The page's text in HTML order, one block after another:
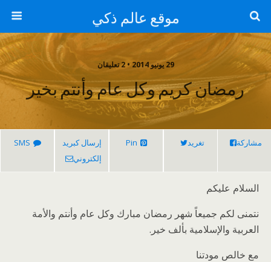
موقع عالم ذكي
29 يونيو 2014 • 2 تعليقان
رمضان كريم وكل عام وأنتم بخير
مشاركة تغريد Pin
إرسال كبريد
إلكتروني
SMS
السلام عليكم
نتمنى لكم جميعاً شهر رمضان مبارك وكل عام وأنتم والأمة
العربية والإسلامية بألف خير.
مع خالص مودتنا